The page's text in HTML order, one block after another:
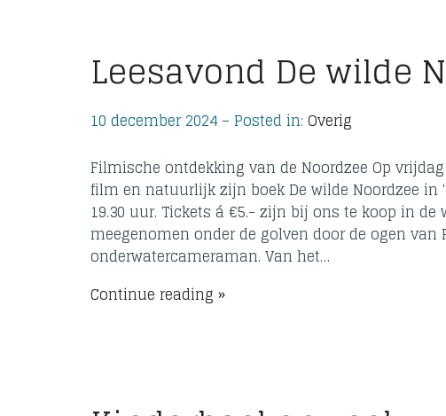
Leesavond De wilde
10 december 2024 – Posted in: Overig
Filmische ontdekking van de Noordzee Op
film en natuurlijk zijn boek De wilde Noordzee in
19.30 uur. Tickets á €5.- zijn bij ons te koop in
meegenomen onder de golven door de ogen
onderwatercameraman. Van het…
Continue reading